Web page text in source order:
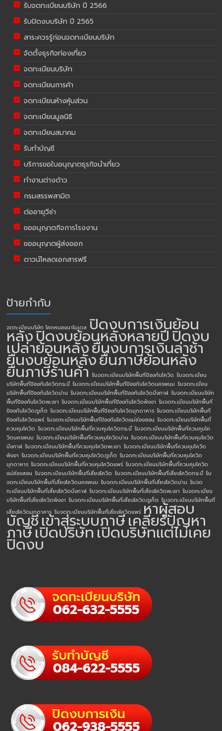
รับจดทะเบียนบริษัท ปี 2566
รับปิดงบบริษัท ปี 2565
สาระควรรู้ก่อนจดทะเบียนบริษัท
จัดตั้งธุรกิจท่องเที่ยว
จดทะเบียนบริษัท
จดทะเบียนการค้า
จดทะเบียนห้างหุ้นส่วน
จดทะเบียนมูลนิธิ
จดทะเบียนสมาคม
รับทำบัญชี
บริการขอใบอนุญาตธุรกิจนำเที่ยว
ทำงานต่างด้าว
กรมสรรพสามิต
ต่ออายุวีซ่า
ขออนุญาตกิจการโรงงาน
ขออนุญาตผู้ส่งออก
ดาวน์โหลดเอกสารฟรี
ป้ายกำกับ
จดทะเบียนบริษัท โคกหนองนาโมเดล ปิดงบการเงินย้อน
หลังปิดงบย้อนหลังหลายปีปิดงบ
เปล่าย้อนหลังยื่นงบการเงินล่าช้า
ยื่นงบย้อนหลังยื่นภาษีย้อนหลัง
ยื่นภาษีร้านค้า รับจดทะเบียนบริษัทพื้นทีป้องกันโควิด รับจดทะเบียน
บริษัทพื้นทีป้องกันโควิดกระบี่ รับจดทะเบียนบริษัทพื้นทีป้องกันโควิดนครพนม รับจดทะเบียน
บริษัทพื้นทีป้องกันโควิดน่าน รับจดทะเบียนบริษัทพื้นทีป้องกันโควิดบึงกาฬ รับจดทะเบียนบริษัท
พื้นทีป้องกันโควิดพะเยา รับจดทะเบียนบริษัทพื้นทีป้องกันโควิดพังงา รับจดทะเบียนบริษัทพื้นที
ป้องกันโควิดภูเก็ต รับจดทะเบียนบริษัทพื้นทีป้องกันโควิดมุกดาหาร รับจดทะเบียนบริษัทพื้นที
ป้องกันโควิดแพร่ รับจดทะเบียนบริษัทพื้นทีป้องกันโควิดแม่ฮ่องสอน รับจดทะเบียนบริษัทพื้นที่
ควบคุมโควิด รับจดทะเบียนบริษัทพื้นที่ควบคุมโควิดกระบี่ รับจดทะเบียนบริษัทพื้นที่ควบคุมโค
วิดนครพนม รับจดทะเบียนบริษัทพื้นที่ควบคุมโควิดน่าน รับจดทะเบียนบริษัทพื้นที่ควบคุมโควิด
บึงกาฬ รับจดทะเบียนบริษัทพื้นที่ควบคุมโควิดพะเยา รับจดทะเบียนบริษัทพื้นที่ควบคุมโควิด
พังงา รับจดทะเบียนบริษัทพื้นที่ควบคุมโควิดภูเก็ต รับจดทะเบียนบริษัทพื้นที่ควบคุมโควิด
มุกดาหาร รับจดทะเบียนบริษัทพื้นที่ควบคุมโควิดแพร่ รับจดทะเบียนบริษัทพื้นที่ควบคุมโควิด
แม่ฮ่องสอน รับจดทะเบียนบริษัทพื้นที่เสี่ยงโควิด รับจดทะเบียนบริษัทพื้นที่เสี่ยงโควิดกระบี่ รับ
จดทะเบียนบริษัทพื้นที่เสี่ยงโควิดนครพนม รับจดทะเบียนบริษัทพื้นที่เสี่ยงโควิดน่าน รับจด
ทะเบียนบริษัทพื้นที่เสี่ยงโควิดบึงกาฬ รับจดทะเบียนบริษัทพื้นที่เสี่ยงโควิดพะเยา รับจดทะเบียน
บริษัทพื้นที่เสี่ยงโควิดพังงา รับจดทะเบียนบริษัทพื้นที่เสี่ยงโควิดภูเก็ต รับจดทะเบียนบริษัทพื้นที่
เสี่ยงโควิดมุกดาหาร รับจดทะเบียนบริษัทพื้นที่เสี่ยงโควิดแพร่ หาผู้สอบ
บัญชีเข้าสู่ระบบภาษีเคลียร์ปัญหา
ภาษีเปิดบริษัทเปิดบริษัทแต่ไม่เคย
ปิดงบ